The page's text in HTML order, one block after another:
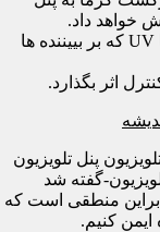
یک محافظ خوب باید از اشعه فرابنفش یا UV که بر بییننده ها
اثر بگذارد.
پنل تلویزیون
گفته شد
منطقی است که
ایمن کنیم.